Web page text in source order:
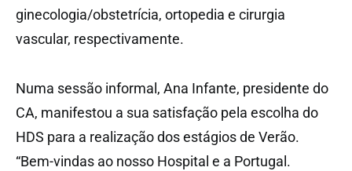
ginecologia/obstetrícia, ortopedia e cirurgia
vascular, respectivamente.
Numa sessão informal, Ana Infante, presidente do
CA, manifestou a sua satisfação pela escolha do
HDS para a realização dos estágios de Verão.
“Bem-vindas ao nosso Hospital e a Portugal.